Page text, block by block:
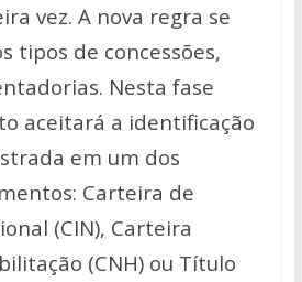
vez. A nova regra se
tipos de concessões,
Nesta fase
aceitará a identificação
em um dos
Carteira de
(CIN), Carteira
(CNH) ou Título